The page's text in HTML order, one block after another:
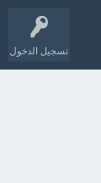
تسجيل الدخول